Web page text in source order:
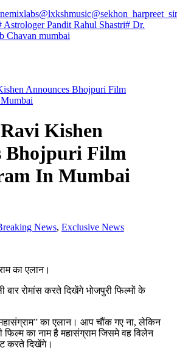
@lxkshmusic
Astrologer Pandit Rahul Shastri# Dr.
Chavan mumbai
Announces Bhojpuri Film
Kishen
Bhojpuri Film
In Mumbai
News, Exclusive News
का एलान।
रोमांस करते दिखेंगे भोजपुरी फिल्मों के
का एलान। आप चौंक गए ना, लेकिन
का नाम है महासंग्राम जिसमे वह विलेन
करते दिखेंगे।